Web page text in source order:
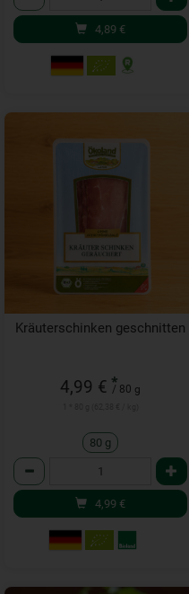
4,89 €
Kräuterschinken geschnitten
4,99 € *
/ 80 g
80 g
Anzahl
4,99 €